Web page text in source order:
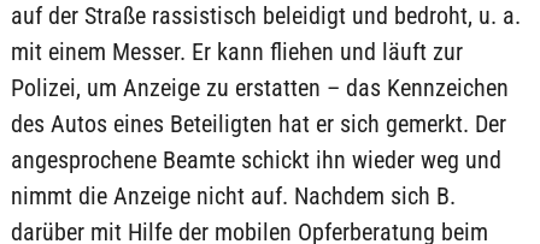
auf der Straße rassistisch beleidigt und bedroht, u. a.
mit einem Messer. Er kann fliehen und läuft zur
Polizei, um Anzeige zu erstatten – das Kennzeichen
des Autos eines Beteiligten hat er sich gemerkt. Der
angesprochene Beamte schickt ihn wieder weg und
nimmt die Anzeige nicht auf. Nachdem sich B.
darüber mit Hilfe der mobilen Opferberatung beim